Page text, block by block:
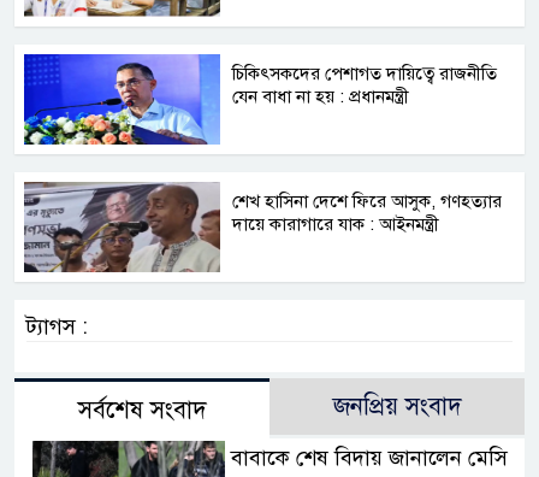
চিকিৎসকদের পেশাগত দায়িত্বে রাজনীতি
যেন বাধা না হয় : প্রধানমন্ত্রী
শেখ হাসিনা দেশে ফিরে আসুক, গণহত্যার
দায়ে কারাগারে যাক : আইনমন্ত্রী
ট্যাগস :
সর্বশেষ সংবাদ জনপ্রিয় সংবাদ
বাবাকে শেষ বিদায় জানালেন মেসি